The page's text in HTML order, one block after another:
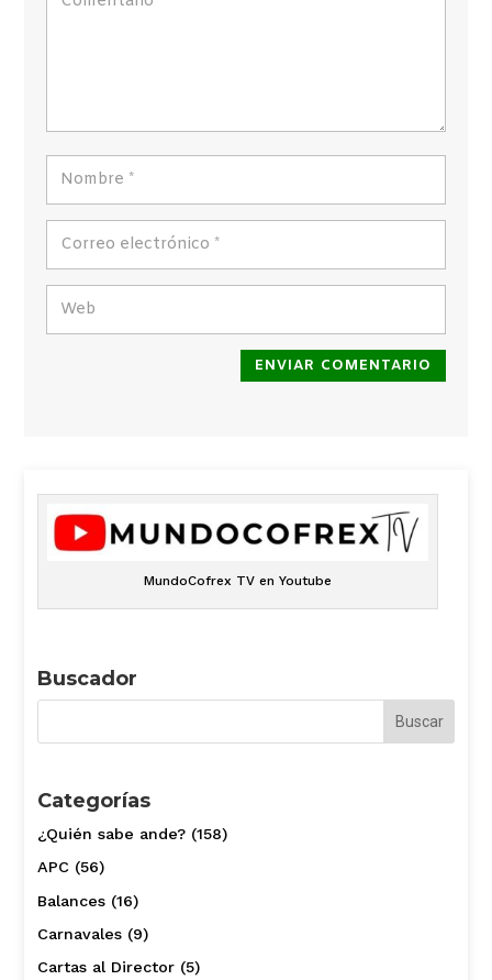
ENVIAR COMENTARIO
MundoCofrex TV en Youtube
Buscador
Categorías
¿Quién sabe ande?(158)
APC(56)
Balances(16)
Carnavales(9)
Cartas al Director(5)